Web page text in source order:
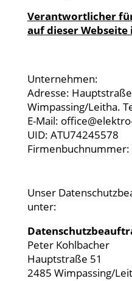
Verantwortlicher
auf dieser Webseite
Unternehmen:
Adresse:
Wimpassing/Leitha.
E-Mail:
UID: ATU74245578
Unser
unter:
Peter Kohlbacher
Hauptstraße 51
2485 Wimpassing/